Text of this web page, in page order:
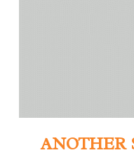
ANOTHER